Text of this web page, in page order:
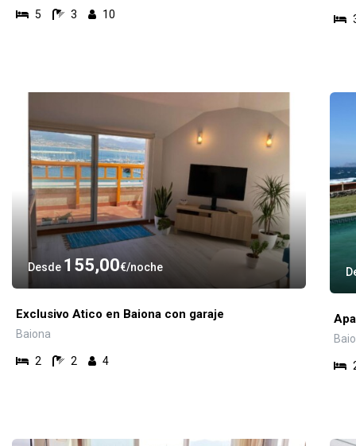
5 3 10
Desde 155,00€ noche
Exclusivo Atico en Baiona con garaje
Baiona
2 2 4